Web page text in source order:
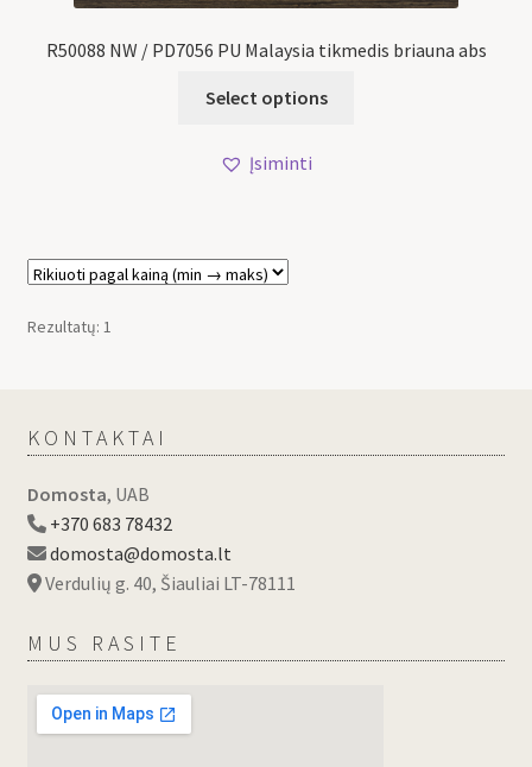
R50088 NW / PD7056 PU Malaysia tikmedis briauna abs
Select options
Įsiminti
Rezultatų: 1
KONTAKTAI
Domosta, UAB
+370 683 78432
domosta@domosta.lt
Verdulių g. 40, Šiauliai LT-78111
MUS RASITE